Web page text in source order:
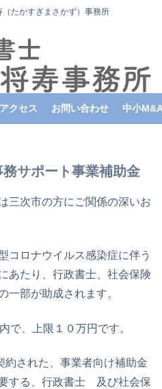
たかすぎまさかず）事務所
アクセス お問い合わせ 中小
サポート事業補助金
三次市の方にご関係の深いお
ロナウイルス感染症に伴う
あたり、行政書士、社会保険
一部が助成されます。
で、上限１０万円です。
された、事業者向け補助金
する、行政書士 及び社会保